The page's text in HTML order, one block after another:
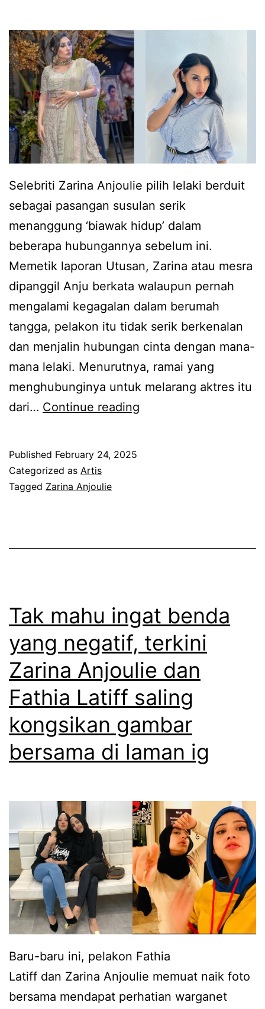
i
k
d
a
n
n
a
a
s
y
a
r
i
k
a
t
,
N
a
i
A
e
n
g
a
n
g
b
l
n
a
m
a
i
b
u
k
e
Selebriti Zarina Anjoulie pilih lelaki berduit
sebagai pasangan susulan serik
menanggung ‘biawak hidup’ dalam
beberapa hubungannya sebelum ini.
Memetik laporan Utusan, Zarina atau mesra
dipanggil Anju berkata walaupun pernah
mengalami kegagalan dalam berumah
tangga, pelakon itu tidak serik berkenalan
dan menjalin hubungan cinta dengan mana-
mana lelaki. Menurutnya, ramai yang
menghubunginya untuk melarang aktres itu
dari… Continue reading
k
k
m
e
n
n
g
g
g
b
i
a
w
a
k
h
i
d
Published February 24, 2025
Categorized as Artis
Tagged Zarina Anjoulie
Tak mahu ingat benda
yang negatif, terkini
Zarina Anjoulie dan
Fathia Latiff saling
kongsikan gambar
bersama di laman ig
Baru-baru ini, pelakon Fathia
Latiff dan Zarina Anjoulie memuat naik foto
bersama mendapat perhatian warganet